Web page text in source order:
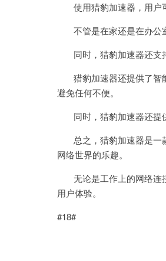
使用猎豹加速器，用户可
不管是在家还是在办公
同时，猎豹加速器还支持
猎豹加速器还提供了智
避免任何不便。
同时，猎豹加速器还提供
总之，猎豹加速器是一
网络世界的乐趣。
无论是工作上的网络连
用户体验。
#18#